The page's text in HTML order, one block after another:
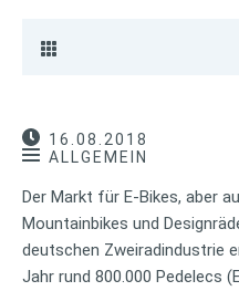
16.08.2018
ALLGEMEIN
Der Markt für E-Bikes, aber
Mountainbikes und
deutschen Zweiradindustrie
Jahr rund 800.000 Pedelecs